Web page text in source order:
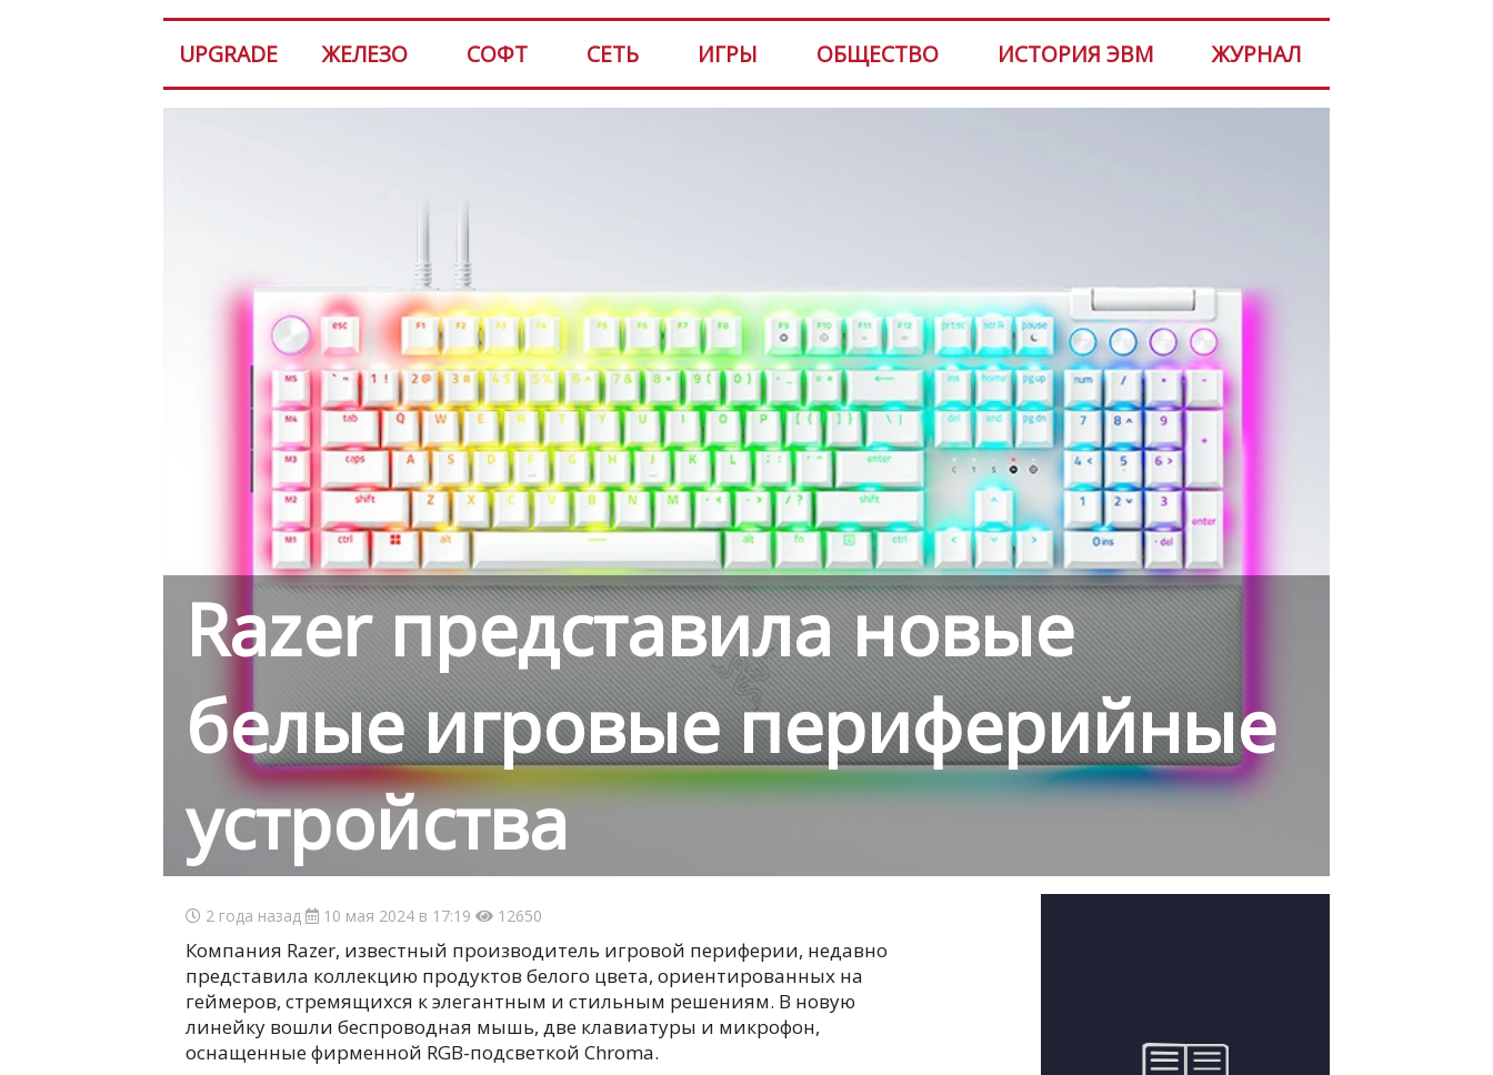
UPGRADE ЖЕЛЕЗО СОФТ СЕТЬ ИГРЫ ОБЩЕСТВО ИСТОРИЯ ЭВМ ЖУРНАЛ
Razer представила новые
белые игровые периферийные
устройства
2 года назад 10 мая 2024 в 17:19 12650
Компания Razer, известный производитель игровой периферии, недавно
представила коллекцию продуктов белого цвета, ориентированных на
геймеров, стремящихся к элегантным и стильным решениям. В новую
линейку вошли беспроводная мышь, две клавиатуры и микрофон,
оснащенные фирменной RGB-подсветкой Chroma.